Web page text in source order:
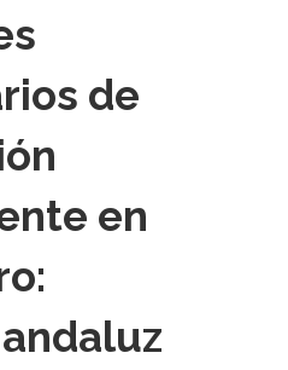
de
en